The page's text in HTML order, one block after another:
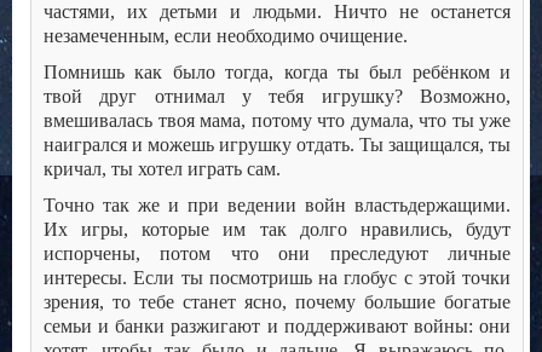
частями, их детьми и людьми. Ничто не останется
незамеченным, если необходимо очищение.
Помнишь как было тогда, когда ты был ребёнком и
твой друг отнимал у тебя игрушку? Возможно,
вмешивалась твоя мама, потому что думала, что ты уже
наигрался и можешь игрушку отдать. Ты защищался, ты
кричал, ты хотел играть сам.
Точно так же и при ведении войн властьдержащими.
Их игры, которые им так долго нравились, будут
испорчены, потом что они преследуют личные
интересы. Если ты посмотришь на глобус с этой точки
зрения, то тебе станет ясно, почему большие богатые
семьи и банки разжигают и поддерживают войны: они